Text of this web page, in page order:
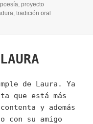
poesía,proyecto
,tradición oral
DE LA LOBA PARDA
de Laura. Ya
que está más
y además
con su amigo